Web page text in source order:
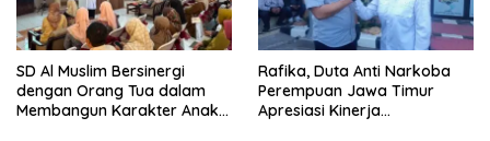
SD Al Muslim Bersinergi
dengan Orang Tua dalam
Membangun Karakter Anak
Rafika, Duta Anti Narkoba
Perempuan Jawa Timur
Apresiasi Kinerja